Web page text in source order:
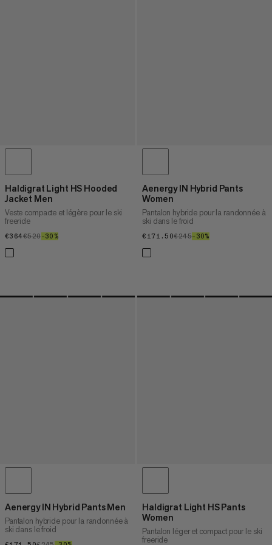
Haldigrat Light HS Hooded
Jacket Men
Veste compacte et légère pour le ski
freeride
€364€364
€520€520
–30%
Aenergy IN Hybrid Pants
Women
Pantalon hybride pour la randonnée à
ski dans le froid
€171.50€171.50
€245€245
–30%
Aenergy IN Hybrid Pants Men
Pantalon hybride pour la randonnée à
ski dans le froid
Haldigrat Light HS Pants
Women
Pantalon léger et compact pour le ski
freeride